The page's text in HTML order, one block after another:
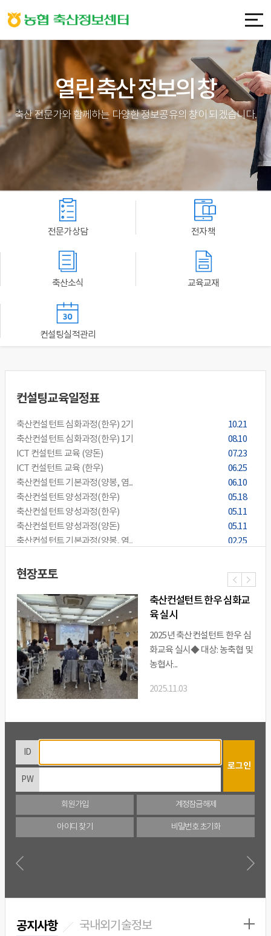
열린 축산 정보의 창
축산 전문가와 함께하는 다양한 정보공유의 창이 되겠습니다.
전문가상담 전자책
축산소식 교육교재
컨설팅실적관리
컨설팅교육일정표
축산컨설턴트 심화과정(한우) 2기
10.21
축산컨설턴트 심화과정(한우) 1기
08.10
ICT 컨설턴트 교육 (양돈)
07.23
ICT 컨설턴트 교육 (한우)
06.25
축산컨설턴트 기본과정(양봉, 염...
06.10
축산컨설턴트 양성과정(한우)
05.18
축산컨설턴트 양성과정(한우)
05.11
축산컨설턴트 양성과정(양돈)
05.11
축산컨설턴트 기본과정(양봉, 염...
02.25
현장포토
0
축산컨설턴트 한우 심화교
육 실시
2025년 축산컨설턴트 한우 심
화교육 실시◆ 대상: 농축협 및
농협사...
2025.11.03
이 다
ID
PW
로그인
회원가입 계정잠금해제
아이디 찾기 비밀번호 초기화
공지사항 국내외기술정보